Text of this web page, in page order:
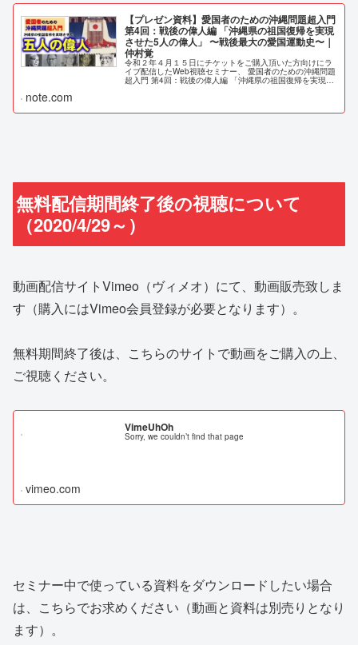
【プレゼン資料】愛国者のための沖縄問題超入門
第4回：戦後の偉人編 「沖縄県の祖国復帰を実現
させた5人の偉人」 〜戦後最大の愛国運動史〜｜
仲村覚
令和２年４月１５日にチケットをご購入頂いた方向けにラ
イブ配信したWeb視聴セミナー、 愛国者のための沖縄問題
超入門 第4回：戦後の偉人編 「沖縄県の祖国復帰を実現さ
note.com
無料配信期間終了後の視聴について
（2020/4/29～）
動画配信サイトVimeo（ヴィメオ）にて、動画販売致しま
す（購入にはVimeo会員登録が必要となります）。
無料期間終了後は、こちらのサイトで動画をご購入の上、
ご視聴ください。
VimeUhOh
Sorry, we couldn’t find that page
vimeo.com
セミナー中で使っている資料をダウンロードしたい場合
は、こちらでお求めください（動画と資料は別売りとなり
ます）。